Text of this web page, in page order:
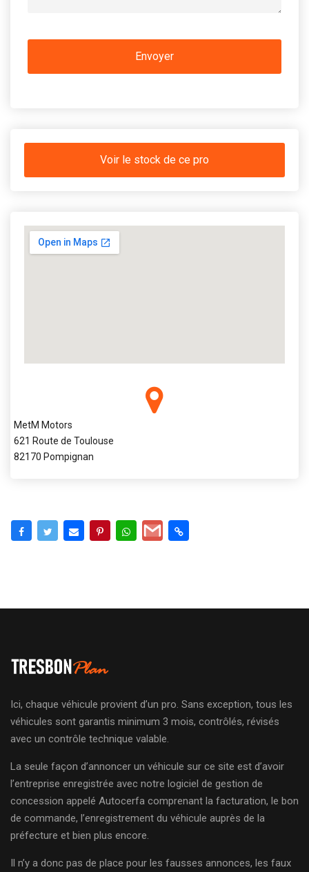
Voir le stock de ce pro
MetM Motors
621 Route de Toulouse
82170 Pompignan
Ici, chaque véhicule provient d’un pro. Sans exception, tous les
véhicules sont garantis minimum 3 mois, contrôlés, révisés
avec un contrôle technique valable.
La seule façon d’annoncer un véhicule sur ce site est d’avoir
l’entreprise enregistrée avec notre logiciel de gestion de
concession appelé Autocerfa comprenant la facturation, le bon
de commande, l’enregistrement du véhicule auprès de la
préfecture et bien plus encore.
Il n’y a donc pas de place pour les fausses annonces, les faux